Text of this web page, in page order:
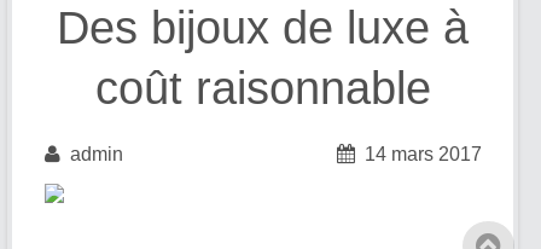
Des bijoux de luxe à
coût raisonnable
admin 14 mars 2017